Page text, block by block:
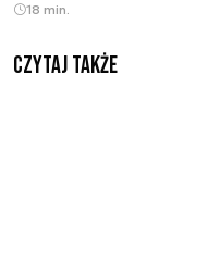
18 min.
Czytaj także